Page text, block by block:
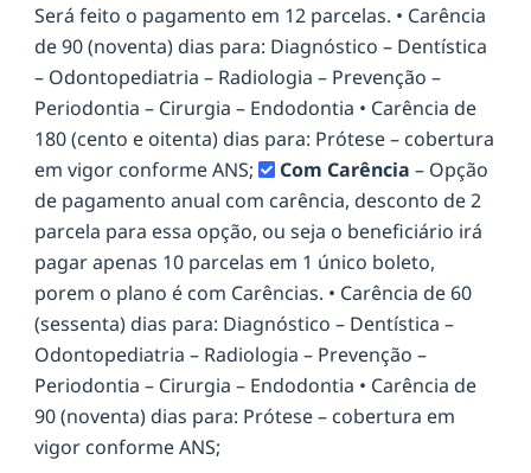
Será feito o pagamento em 12 parcelas. • Carência
de 90 (noventa) dias para: Diagnóstico – Dentística
– Odontopediatria – Radiologia – Prevenção –
Periodontia – Cirurgia – Endodontia • Carência de
180 (cento e oitenta) dias para: Prótese – cobertura
em vigor conforme ANS;
Com Carência – Opção
de pagamento anual com carência, desconto de 2
parcela para essa opção, ou seja o beneficiário irá
pagar apenas 10 parcelas em 1 único boleto,
porem o plano é com Carências. • Carência de 60
(sessenta) dias para: Diagnóstico – Dentística –
Odontopediatria – Radiologia – Prevenção –
Periodontia – Cirurgia – Endodontia • Carência de
90 (noventa) dias para: Prótese – cobertura em
vigor conforme ANS;